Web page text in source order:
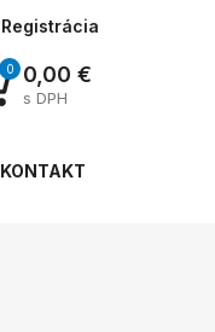
Registrácia
0 0,00 €
s DPH
KONTAKT